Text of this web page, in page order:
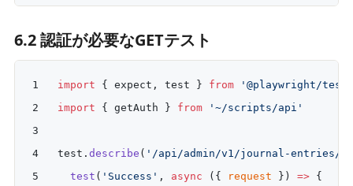
6.2 認証が必要なGETテスト
import { expect, test } from '@playwright/
import { getAuth } from '~/scripts/api'
test.describe ( '/api/admin/v1/journal-entries/
  test
( 'Success' , async ({ request }) => {